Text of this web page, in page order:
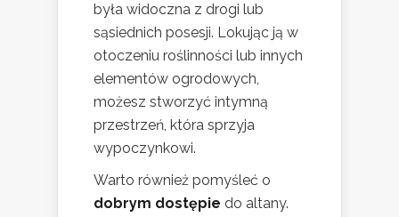
była widoczna z drogi lub
sąsiednich posesji. Lokując ją w
otoczeniu roślinności lub innych
elementów ogrodowych,
możesz stworzyć intymną
przestrzeń, która sprzyja
wypoczynkowi.
Warto również pomyśleć o
dobrym dostępie do altany.